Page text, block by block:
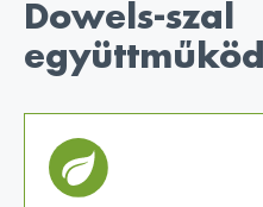
Dowels-szal